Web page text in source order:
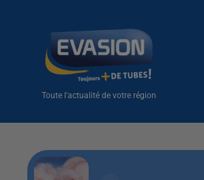
Toute l'actualité de votre région